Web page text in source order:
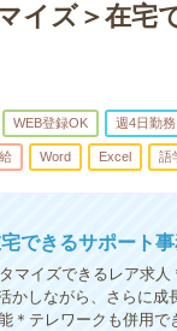
イズ＞在宅
WEB登録OK 週4日勤務
Word Excel 語
できるサポート
マイズできるレア求
しながら、さらに成
＊テレワークも併用で